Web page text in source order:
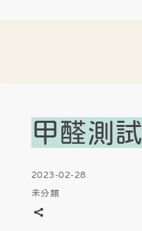
甲醛測試
2023-02-28
未分類